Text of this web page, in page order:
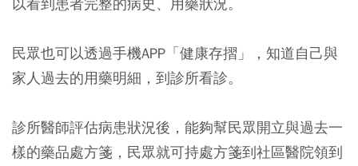
民眾也可以透過手機APP「健康存摺」，知道自己與
家人過去的用藥明細，到診所看診。
診所醫師評估病患狀況後，能夠幫民眾開立與過去一
樣的藥品處方箋，民眾就可持處方箋到社區醫院領到